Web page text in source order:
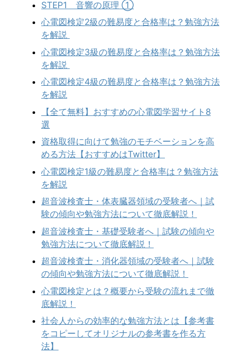
STEP1 音響の原理 ①
心電図検定2級の難易度と合格率は？勉強方法
を解説
心電図検定3級の難易度と合格率は？勉強方法
を解説
心電図検定4級の難易度と合格率は？勉強方法
を解説
【全て無料】おすすめの心電図学習サイト8
選
資格取得に向けて勉強のモチベーションを高
める方法【おすすめはTwitter】
心電図検定1級の難易度と合格率は？勉強方法
を解説
超音波検査士・体表臓器領域の受験者へ｜試
験の傾向や勉強方法について徹底解説！
超音波検査士・基礎受験者へ｜試験の傾向や
勉強方法について徹底解説！
超音波検査士・消化器領域の受験者へ｜試験
の傾向や勉強方法について徹底解説！
心電図検定とは？概要から受験の流れまで徹
底解説！
社会人からの効率的な勉強方法とは【参考書
をコピーしてオリジナルの参考書を作る方
法】